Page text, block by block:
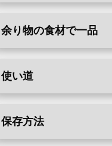
余り物の食材で一品
使い道
保存方法